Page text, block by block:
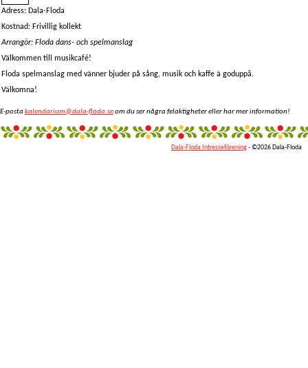
Adress: Dala-Floda
Kostnad: Frivillig kollekt
Arrangör: Floda dans- och spelmanslag
Välkommen till musikcafé!
Floda spelmanslag med vänner bjuder på sång, musik och kaffe ä goduppâ.
Välkomna!
E-postakalendarium@dala-floda.seom du ser några felaktigheter eller har mer information!
Dala-Floda Intresseförening- ©2026 Dala-Floda